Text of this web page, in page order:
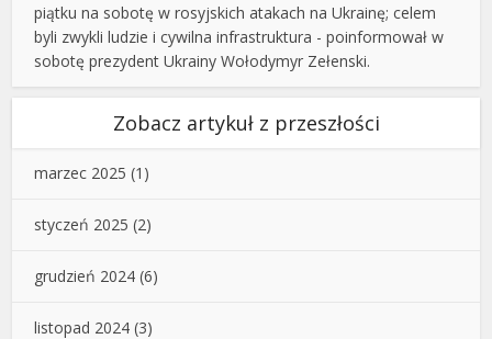
piątku na sobotę w rosyjskich atakach na Ukrainę; celem
byli zwykli ludzie i cywilna infrastruktura - poinformował w
sobotę prezydent Ukrainy Wołodymyr Zełenski.
Zobacz artykuł z przeszłości
marzec 2025 (1)
styczeń 2025 (2)
grudzień 2024 (6)
listopad 2024 (3)